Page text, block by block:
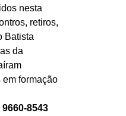
nesta
retiros,
Batista
da
em formação
8543